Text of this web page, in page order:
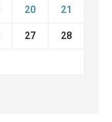
20 21
27 28